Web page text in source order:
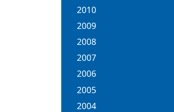
2010
2009
2008
2007
2006
2005
2004